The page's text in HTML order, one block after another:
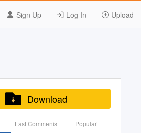
Sign Up Log In Upload
Download
Last Commenis Popular